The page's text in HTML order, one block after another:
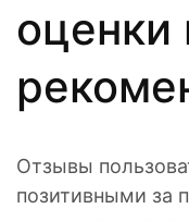
оценки
Отзывы
позитивными за